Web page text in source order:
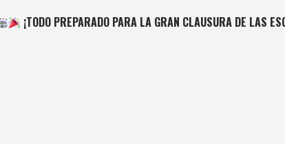
¡TODO PREPARADO PARA LA GRAN CLAUSURA DE LAS